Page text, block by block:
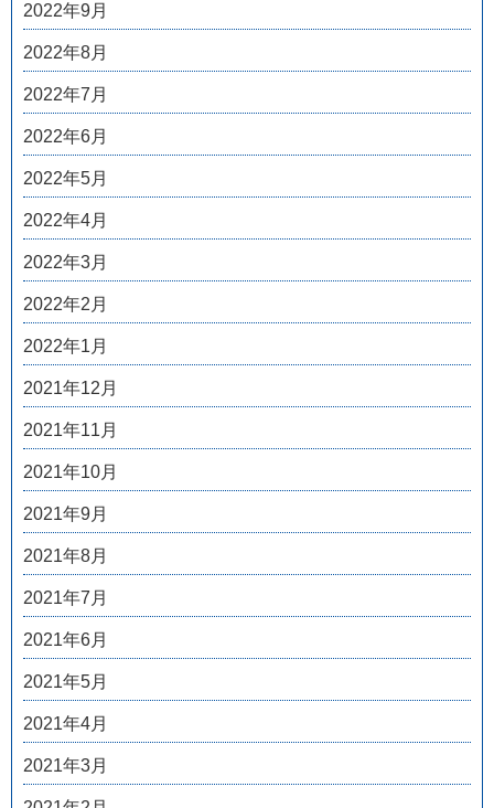
2022年9月
2022年8月
2022年7月
2022年6月
2022年5月
2022年4月
2022年3月
2022年2月
2022年1月
2021年12月
2021年11月
2021年10月
2021年9月
2021年8月
2021年7月
2021年6月
2021年5月
2021年4月
2021年3月